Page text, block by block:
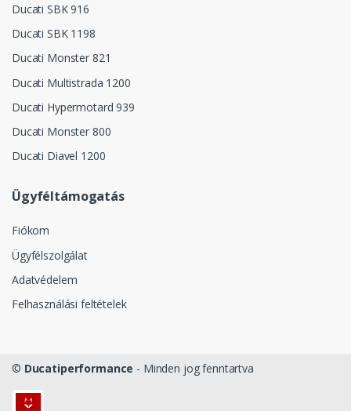
Ducati SBK 916
Ducati SBK 1198
Ducati Monster 821
Ducati Multistrada 1200
Ducati Hypermotard 939
Ducati Monster 800
Ducati Diavel 1200
Ügyféltámogatás
Fiókom
Ügyfélszolgálat
Adatvédelem
Felhasználási feltételek
© Ducatiperformance - Minden jog fenntartva